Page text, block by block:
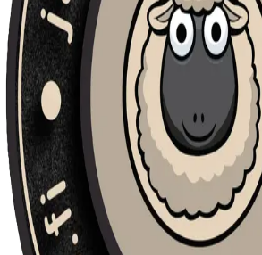
Facebook Instagram
YouTube
© 2026 Janoinenlammas.fi. Kaikki